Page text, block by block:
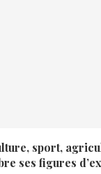
sport,
ses figures